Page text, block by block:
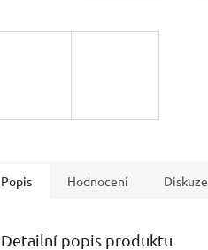
Popis Hodnocení Diskuze
Detailní popis produktu